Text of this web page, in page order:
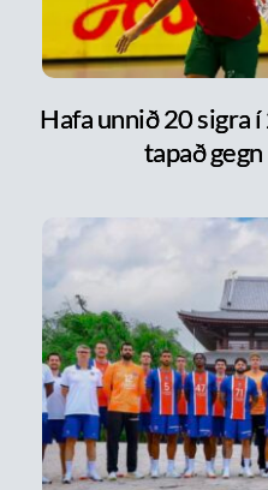
Hafa unnið 20 sigra
tapað